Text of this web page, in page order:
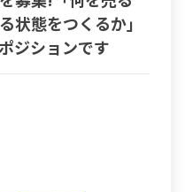
状態をつくるか」
ジションです